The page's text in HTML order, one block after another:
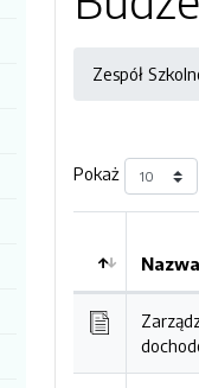
Zespół
Pokaż
Kolejność